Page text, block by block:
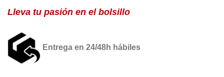
Lleva tu pasión en el bolsillo
Entrega en 24/48h hábiles